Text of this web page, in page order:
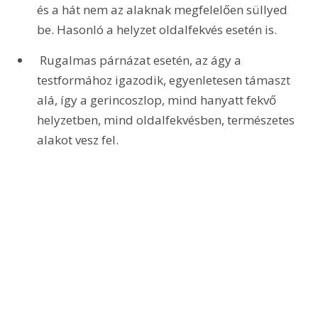
és a hát nem az alaknak megfelelően süllyed
be. Hasonló a helyzet oldalfekvés esetén is.
testformához igazodik, egyenletesen támaszt
alá, így a gerincoszlop, mind hanyatt fekvő
helyzetben, mind oldalfekvésben, természetes
alakot vesz fel.